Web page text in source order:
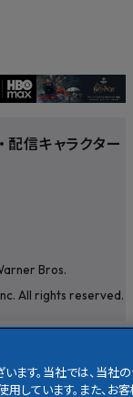
・ 配信キャラクター
Bros.
All rights reserved.
ます。当社では、当社の
しています。また、お